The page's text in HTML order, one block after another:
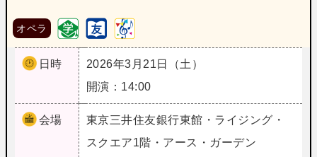
オペラ
日時
2026年3月21日（土）
開演：14:00
会場 東京三井住友銀行東館・ライジング・
スクエア1階・アース・ガーデン